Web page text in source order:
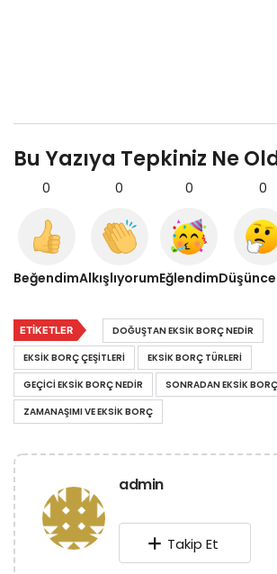
Bu Yazıya Tepkiniz Ne
0
Beğendim
0
Alkışlıyorum
0
Eğlendim
0
ETIKETLER
DOĞUŞTAN EKSIK BORÇ NEDIR
EKSIK BORÇ ÇEŞITLERI
EKSIK BORÇ TÜRLERI
GEÇICI EKSIK BORÇ NEDIR
SONRADAN EKSIK
ZAMANAŞIMI VE EKSIK BORÇ
admin
Takip Et